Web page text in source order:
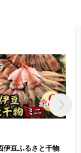
伊豆ふるさと干物